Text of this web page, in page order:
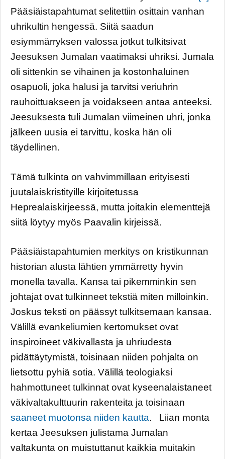
Pääsiäistapahtumat selitettiin osittain vanhan
uhrikultin hengessä. Siitä saadun
esiymmärryksen valossa jotkut tulkitsivat
Jeesuksen Jumalan vaatimaksi uhriksi. Jumala
oli sittenkin se vihainen ja kostonhaluinen
osapuoli, joka halusi ja tarvitsi veriuhrin
rauhoittuakseen ja voidakseen antaa anteeksi.
Jeesuksesta tuli Jumalan viimeinen uhri, jonka
jälkeen uusia ei tarvittu, koska hän oli
täydellinen.
Tämä tulkinta on vahvimmillaan erityisesti
juutalaiskristityille kirjoitetussa
Heprealaiskirjeessä, mutta joitakin elementtejä
siitä löytyy myös Paavalin kirjeissä.
Pääsiäistapahtumien merkitys on kristikunnan
historian alusta lähtien ymmärretty hyvin
monella tavalla. Kansa tai pikemminkin sen
johtajat ovat tulkinneet tekstiä miten milloinkin.
Joskus teksti on päässyt tulkitsemaan kansaa.
Välillä evankeliumien kertomukset ovat
inspiroineet väkivallasta ja uhriudesta
pidättäytymistä, toisinaan niiden pohjalta on
lietsottu pyhiä sotia. Välillä teologiaksi
hahmottuneet tulkinnat ovat kyseenalaistaneet
väkivaltakulttuurin rakenteita ja toisinaan
saaneet muotonsa niiden kautta. Liian monta
kertaa Jeesuksen julistama Jumalan
valtakunta on muistuttanut kaikkia muitakin